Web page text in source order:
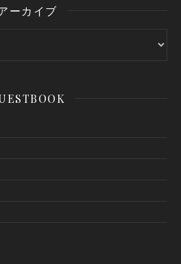
ーカイブ